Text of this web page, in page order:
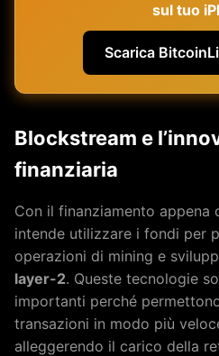
sul tuo
Scarica
Blockstream e
finanziaria
Con il finanziamento appena
intende utilizzare i fondi per
operazioni di mining e
layer-2. Queste tecnologie
importanti perché
transazioni in modo più
alleggerendo il carico della